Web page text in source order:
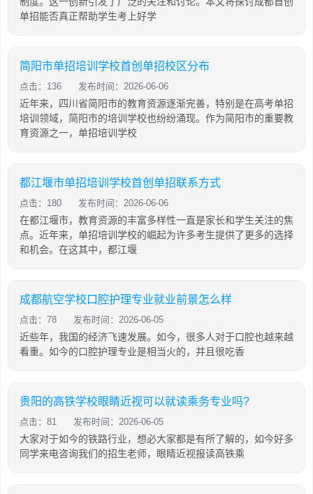
单招能否真正帮助学生考上好学
简阳市单招培训学校首创单招校区分布
点击：136 发布时间：2026-06-06
近年来，四川省简阳市的教育资源逐渐完善，特别是在高考单招
培训领域，简阳市的培训学校也纷纷涌现。作为简阳市的重要教
育资源之一，单招培训学校
都江堰市单招培训学校首创单招联系方式
点击：180 发布时间：2026-06-06
在都江堰市，教育资源的丰富多样性一直是家长和学生关注的焦
点。近年来，单招培训学校的崛起为许多考生提供了更多的选择
和机会。在这其中，都江堰
成都航空学校口腔护理专业就业前景怎么样
点击：78 发布时间：2026-06-05
近些年，我国的经济飞速发展。如今，很多人对于口腔也越来越
看重。如今的口腔护理专业是相当火的，并且很吃香
贵阳的高铁学校眼睛近视可以就读乘务专业吗?
点击：81 发布时间：2026-06-05
大家对于如今的铁路行业，想必大家都是有所了解的，如今好多
同学来电咨询我们的招生老师，眼睛近视报读高铁乘